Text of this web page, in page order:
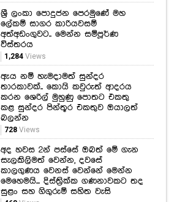
ඇය නම් හැමදාමත් සුන්දර
තාරකාවක්.. කොයි කවුරුත් ආදරය
කරන ශෙරිල් මුහුණු පොතට එකතු
කළ සුන්දර පින්තූර එකතුව ඔයාලත්
බලන්න
728Views
අද හවස 2න් පස්සේ ඔබත් මේ ගැන
සැලකිලිමත් වෙන්න, දවසේ
කාලගුණය වෙනස් වෙන්නේ මෙන්න
මෙහෙමයි... දිස්ත්‍රික්ක ගණනාවකට තද
සුළං සහ ගිගුරුම් සහිත වැසි
468Views
හැමෝගෙම ආදරය දිනාගත්ත රෂි
ප්‍රභා මුහුණු පොතට එකතු කරපු
ලස්සනම ලස්සන ඡායාරූප එකතුව
මෙන්න... බලන්නකෝ ඇයගේ මේ
ලස්සන කොහොමද කියලා...